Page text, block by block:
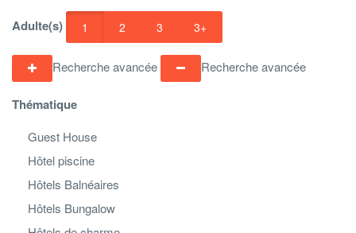
Adulte(s) 1 2 3 3+
Recherche avancée Recherche avancée
Thématique
Guest House
Hôtel piscine
Hôtels Balnéaires
Hôtels Bungalow